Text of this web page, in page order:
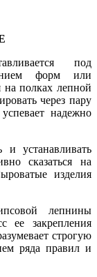
под
форм или
на полках лепной
через пару
надежно
устанавливать
сказаться на
изделия
лепнины
ее закрепления
строгую
ряда правил и